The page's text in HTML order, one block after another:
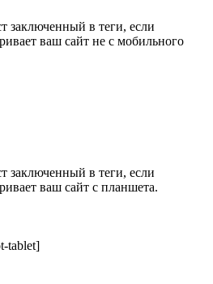
заключенный в теги, если
ваш сайт не с мобильного
заключенный в теги, если
ваш сайт с планшета.
tablet]